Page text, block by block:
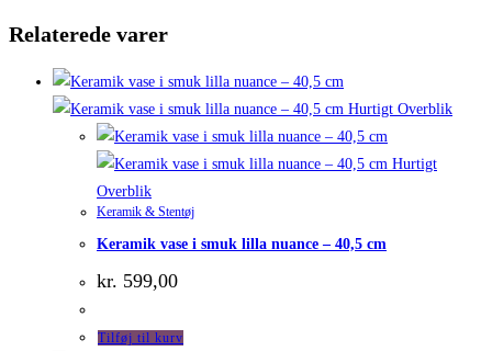
Relaterede varer
Hurtigt Overblik
Hurtigt
Overblik
Keramik & Stentøj
Keramik vase i smuk lilla nuance – 40,5 cm
kr. 599,00
Tilføj til kurv